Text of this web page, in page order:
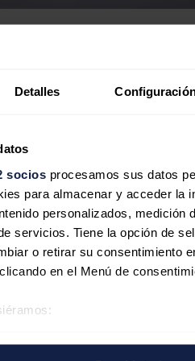
Detalles
sociosprocesamos sus datos
para almacenar y acceder la
personalizados, medición
servicios. Tiene la opción de
o retirar su consentimiento
en el Menú de
no será publicada. Todos los